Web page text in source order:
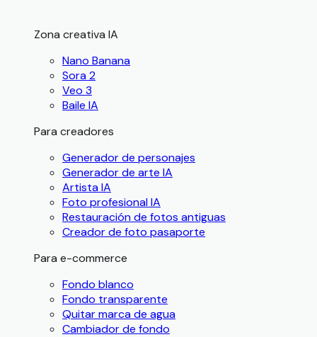
Zona creativa IA
Nano Banana
Sora 2
Veo 3
Baile IA
Para creadores
Generador de personajes
Generador de arte IA
Artista IA
Foto profesional IA
Restauración de fotos antiguas
Creador de foto pasaporte
Para e-commerce
Fondo blanco
Fondo transparente
Quitar marca de agua
Cambiador de fondo